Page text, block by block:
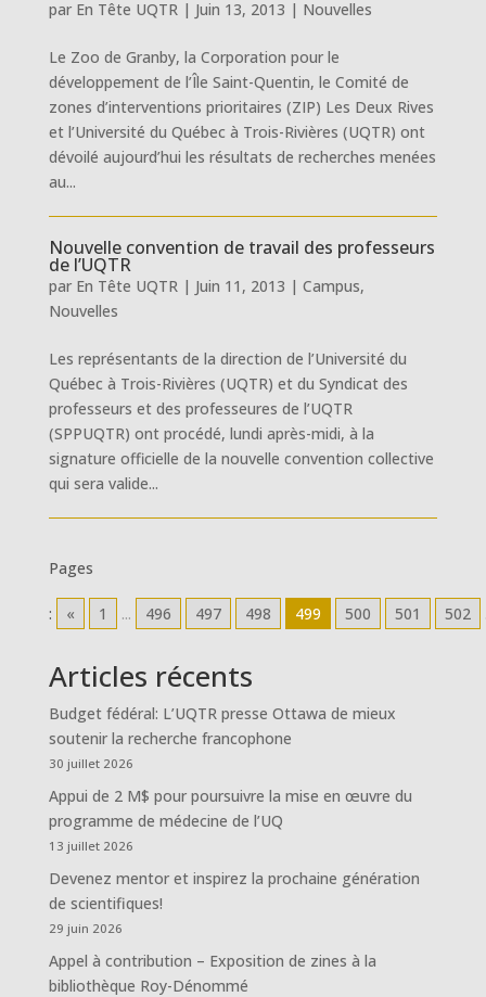
par En Tête UQTR| Juin 13, 2013 | Nouvelles
Le Zoo de Granby, la Corporation pour le
développement de l’Île Saint-Quentin, le Comité de
zones d’interventions prioritaires (ZIP) Les Deux Rives
et l’Université du Québec à Trois-Rivières (UQTR) ont
dévoilé aujourd’hui les résultats de recherches menées
au...
Nouvelle convention de travail des professeurs
de l’UQTR
par En Tête UQTR| Juin 11, 2013 | Campus,
Nouvelles
Les représentants de la direction de l’Université du
Québec à Trois-Rivières (UQTR) et du Syndicat des
professeurs et des professeures de l’UQTR
(SPPUQTR) ont procédé, lundi après-midi, à la
signature officielle de la nouvelle convention collective
qui sera valide...
Pages
: « 1 ... 496 497 498 499 500 501 502
Articles récents
Budget fédéral: L’UQTR presse Ottawa de mieux
soutenir la recherche francophone
30 juillet 2026
Appui de 2 M$ pour poursuivre la mise en œuvre du
programme de médecine de l’UQ
13 juillet 2026
Devenez mentor et inspirez la prochaine génération
de scientifiques!
29 juin 2026
Appel à contribution – Exposition de zines à la
bibliothèque Roy-Dénommé